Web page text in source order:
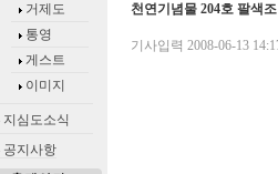
거제도
통영
게스트
이미지
지심도소식
공지사항
천연기념물 204호 팔색
기사입력 2008-06-13